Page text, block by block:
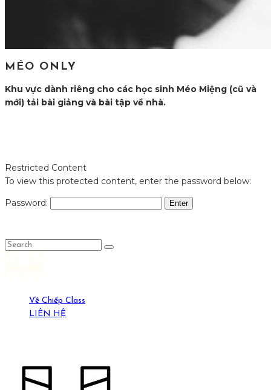
MÉO ONLY
Khu vực dành riêng cho các học sinh Méo Miệng (cũ và
mới) tải bài giảng và bài tập về nhà.
Restricted Content
To view this protected content, enter the password below:
Password:
Về Chiếp Class
LIÊN HỆ